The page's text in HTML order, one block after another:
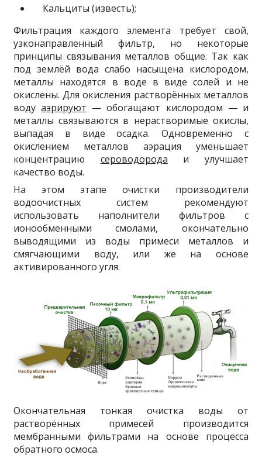
Кальциты (известь);
Фильтрация каждого элемента требует свой,
узконаправленный фильтр, но некоторые
принципы связывания металлов общие. Так как
под землёй вода слабо насыщена кислородом,
металлы находятся в воде в виде солей и не
окислены. Для окисления растворённых металлов
водуаэрируют — обогащают кислородом — и
металлы связываются в нерастворимые окислы,
выпадая в виде осадка. Одновременно с
окислением металлов аэрация уменьшает
концентрацию сероводорода и улучшает
качество воды.
На этом этапе очистки производители
водоочистных систем рекомендуют
использовать наполнители фильтров с
ионообменными смолами, окончательно
выводящими из воды примеси металлов и
смягчающими воду, или же на основе
активированного угля.
Окончательная тонкая очистка воды от
растворённых примесей производится
мембранными фильтрами на основе процесса
обратного осмоса.